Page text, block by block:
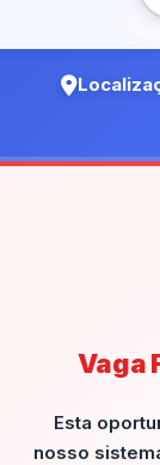
Vaga
Esta
nosso